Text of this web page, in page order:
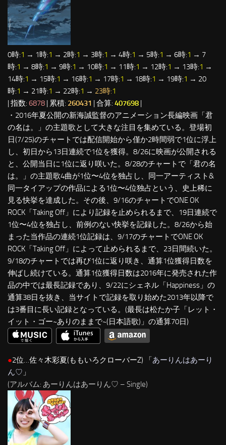
0時:1 → 1時:1 → 2時:1 → 3時:1 → 4時:1 → 5時:1 → 6時:1 → 7
時:1 → 8時:1 → 9時:1 → 10時:1 → 11時:1 → 12時:1 → 13時:1 →
14時:1 → 15時:1 → 16時:1 → 17時:1 → 18時:1 → 19時:1 → 20
時:1 → 21時:1 → 22時:1 → 23時:1
| 指数: 6878 | 累積: 260431 | 合算: 407698 |
・2016年夏公開の新海誠監督のアニメーション長編映画「君
の名は。」の主題歌として大きな注目を集めている。登場初
日(7/25)のチャートでは配信開始から僅か2時間弱で1位に浮上
し、初日から13日連続で1位を獲得。8/26に映画が公開される
と、公開当日に1位に返り咲いた。8/28のチャートで「君の名
は。」の主題歌4曲が1位〜4位を独占し、同一アーティスト&
同一タイアップの作品による1位〜4位独占という、史上稀に
見る快挙を達成した。その後、9/16のチャートでONE OK
ROCK「Taking Off」により記録を止められるまで、19日連続で
1位〜4位を独占し、前例のない快挙を記録した。8/26から始
まった当作品の連続1位記録は、9/17のチャートでONE OK
ROCK「Taking Off」によって止められるまで、23日間続いた。
9/18のチャートでは再び1位に返り咲き、通算1位獲得日数を
伸ばし続けている。通算1位獲得日数は2016年に発売された作
品の中では最長記録であり、9/22にシェネル「Happiness」の
通算38日を抜き、当サイトで記録を取り始めた2013年以降で
は3番目に長い記録となっている。(最長は松たか子「レット・
イット・ゴー~ありのままで~(日本語歌)」の通算70日)
●2位…佐々木彩夏(ももいろクローバーZ) 「あーりんはあーり
ん♡ 」
(アルバム: あーりんはあーりん♡ – Single)